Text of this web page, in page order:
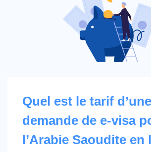
Quel est le tarif d’une
demande de e-visa
l’Arabie Saoudite en